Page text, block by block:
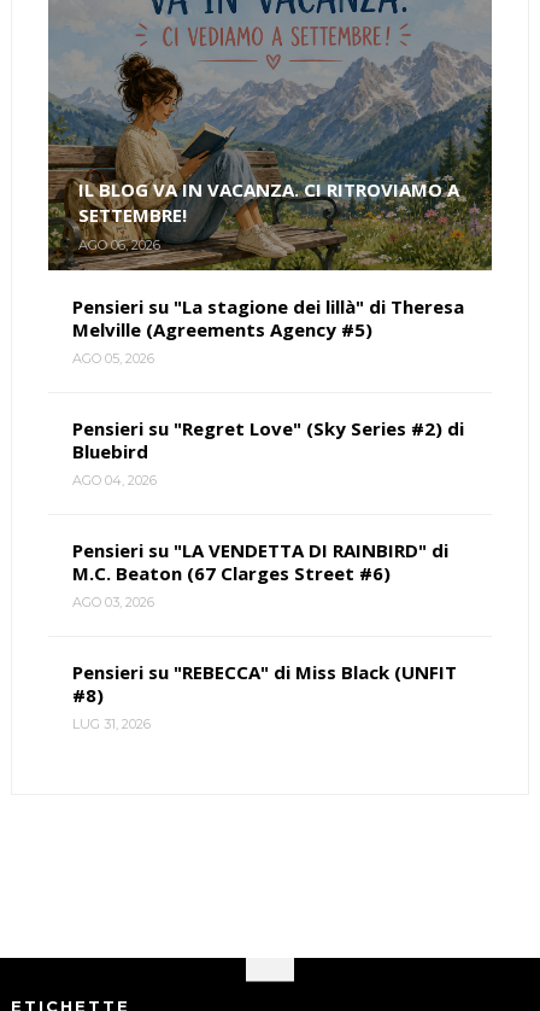
IL BLOG VA IN VACANZA. CI RITROVIAMO A
SETTEMBRE!
AGO 06, 2026
Pensieri su "La stagione dei lillà" di Theresa
Melville (Agreements Agency #5)
AGO 05, 2026
Pensieri su "Regret Love" (Sky Series #2) di
Bluebird
AGO 04, 2026
Pensieri su "LA VENDETTA DI RAINBIRD" di
M.C. Beaton (67 Clarges Street #6)
AGO 03, 2026
Pensieri su "REBECCA" di Miss Black (UNFIT
#8)
LUG 31, 2026
ETICHETTE